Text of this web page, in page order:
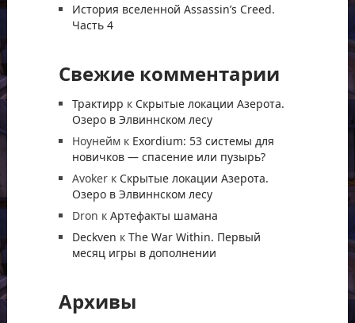
История вселенной Assassin’s Creed.
Часть 4
Свежие комментарии
Трактирр к Скрытые локации Азерота.
Озеро в Элвиннском лесу
Ноунеймк Exordium: 53 системы для
новичков — спасение или пузырь?
Avokerк Скрытые локации Азерота.
Озеро в Элвиннском лесу
Dron к Артефакты шамана
Deckven к The War Within. Первый
месяц игры в дополнении
Архивы